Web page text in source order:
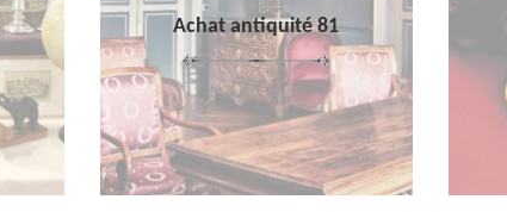
Achat antiquité 81